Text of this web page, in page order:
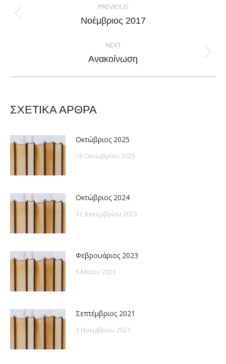
navigation
PREVIOUS
Previous
Νοέμβριος 2017
NEXT
Next
Ανακοίνωση
ΣΧΕΤΙΚΑ ΑΡΘΡΑ
Οκτώβριος 2025
16 Οκτωβρίου 2025
Οκτώβριος 2024
12 Δεκεμβρίου 2023
Φεβρουάριος 2023
5 Μαΐου 2023
Σεπτέμβριος 2021
3 Νοεμβρίου 2021